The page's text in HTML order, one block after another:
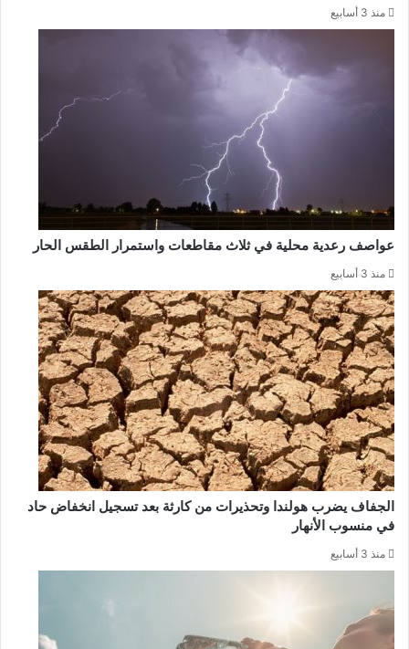
منذ 3 أسابيع
عواصف رعدية محلية في ثلاث مقاطعات واستمرار الطقس الحار
منذ 3 أسابيع
الجفاف يضرب هولندا وتحذيرات من كارثة بعد تسجيل انخفاض حاد
في منسوب الأنهار
منذ 3 أسابيع